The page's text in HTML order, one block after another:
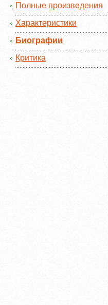
Полные произведения
Характеристики
Биографии
Критика